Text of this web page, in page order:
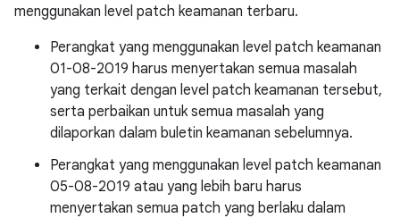
menggunakan level patch keamanan terbaru.
Perangkat yang menggunakan level patch keamanan
01-08-2019 harus menyertakan semua masalah
yang terkait dengan level patch keamanan tersebut,
serta perbaikan untuk semua masalah yang
dilaporkan dalam buletin keamanan sebelumnya.
Perangkat yang menggunakan level patch keamanan
05-08-2019 atau yang lebih baru harus
menyertakan semua patch yang berlaku dalam